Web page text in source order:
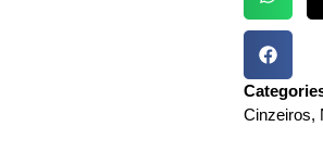
Cinzeiros,